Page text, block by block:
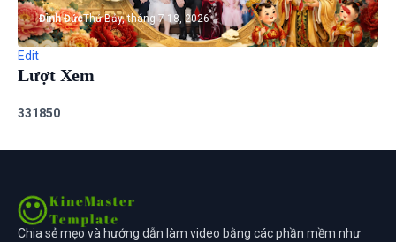
Đình ĐứcThứ Bảy, tháng 7 18, 2026
Edit
Lượt Xem
331 850
Chia sẻ mẹo và hướng dẫn làm video bằng các phần mềm như